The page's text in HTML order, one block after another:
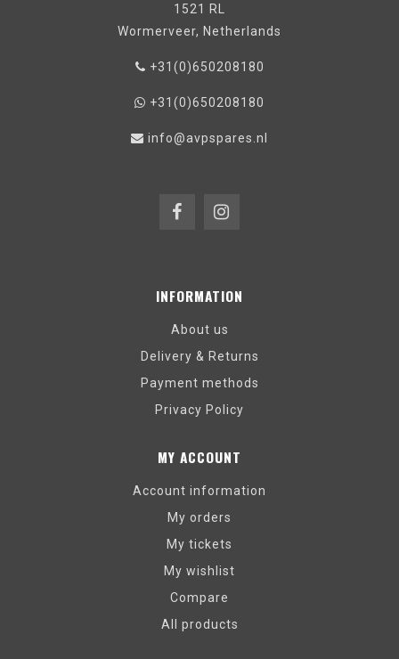
1521 RL
Wormerveer, Netherlands
+31(0)650208180
+31(0)650208180
info@avpspares.nl
INFORMATION
About us
Delivery & Returns
Payment methods
Privacy Policy
MY ACCOUNT
Account information
My orders
My tickets
My wishlist
Compare
All products